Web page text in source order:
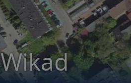
Wikad